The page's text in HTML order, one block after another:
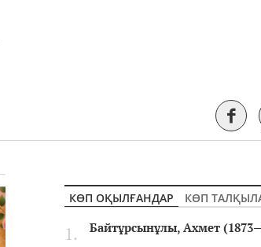
КӨП ОҚЫЛҒАНДАР
КӨП
Байтұрсынұлы, Ахмет